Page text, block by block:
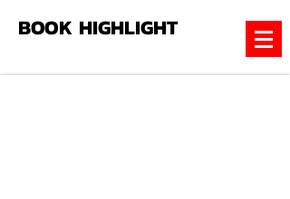
BOOK HIGHLIGHT